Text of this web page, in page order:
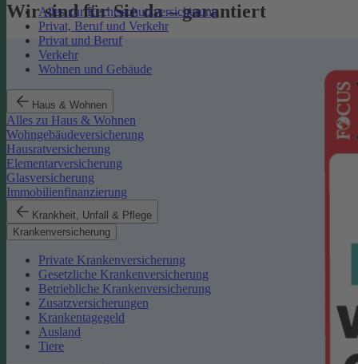
Alles zur Rechtsschutzversicherung
Privat, Beruf und Verkehr
Privat und Beruf
Verkehr
Wohnen und Gebäude
Haus & Wohnen
Alles zu Haus & Wohnen
Wohngebäudeversicherung
Hausratversicherung
Elementarversicherung
Glasversicherung
Immobilienfinanzierung
Krankheit, Unfall & Pflege
Krankenversicherung
Private Krankenversicherung
Gesetzliche Krankenversicherung
Betriebliche Krankenversicherung
Zusatzversicherungen
Krankentagegeld
Ausland
Tiere
Wir sind für Sie da – garantiert